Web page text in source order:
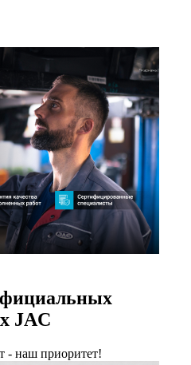
JAC
- наш приоритет!